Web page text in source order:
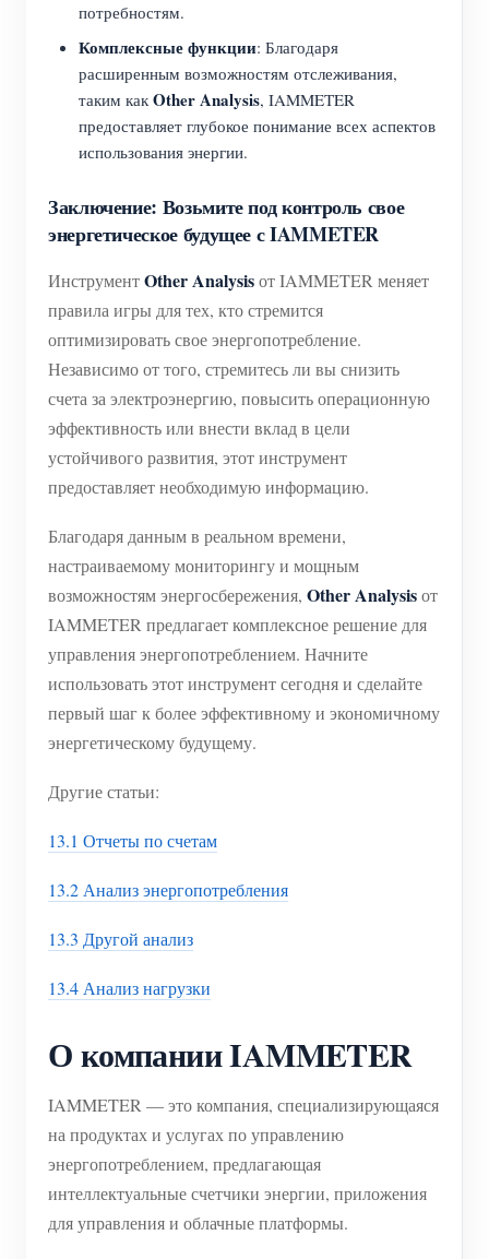
потребностям.
Комплексные функции: Благодаря
расширенным возможностям отслеживания,
таким как Other Analysis, IAMMETER
предоставляет глубокое понимание всех аспектов
использования энергии.
Заключение: Возьмите под контроль свое
энергетическое будущее с IAMMETER
ИнструментOther Analysisот IAMMETER меняет
правила игры для тех, кто стремится
оптимизировать свое энергопотребление.
Независимо от того, стремитесь ли вы снизить
счета за электроэнергию, повысить операционную
эффективность или внести вклад в цели
устойчивого развития, этот инструмент
предоставляет необходимую информацию.
Благодаря данным в реальном времени,
настраиваемому мониторингу и мощным
возможностям энергосбережения, Other Analysisот
IAMMETER предлагает комплексное решение для
управления энергопотреблением. Начните
использовать этот инструмент сегодня и сделайте
первый шаг к более эффективному и экономичному
энергетическому будущему.
Другие статьи:
13.1 Отчеты по счетам
13.2 Анализ энергопотребления
13.3 Другой анализ
13.4 Анализ нагрузки
О компании IAMMETER
IAMMETER — это компания, специализирующаяся
на продуктах и услугах по управлению
энергопотреблением, предлагающая
интеллектуальные счетчики энергии, приложения
для управления и облачные платформы.